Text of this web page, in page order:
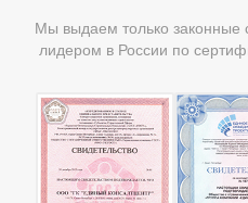
Мы выдаем только законные
лидером в России по